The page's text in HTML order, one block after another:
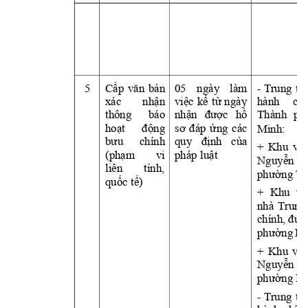
5 Cấp văn bản
xác
nhận
thông
báo
hoạt
động
bưu
chính
(phạm
vi
liên
tỉnh,
quốc tế)
05 ngày
làm
việc kể từ ngày
nhận được
hồ
sơ đáp ứng các
quy
định của
pháp luật
- Trung
hành
Thành
Minh:
+ Khu
Nguyễn
phường
+ Khu
nhà Trung
chính,
phường
+ Khu
Nguyễn
phường
- Trung